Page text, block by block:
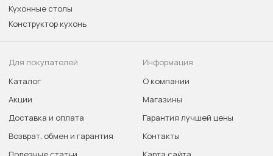
Кухонные столы
Конструктор кухонь
Для покупателей
Каталог
Акции
Доставка и оплата
Возврат, обмен и гарантия
Информация
О компании
Магазины
Гарантия лучшей цены
Контакты